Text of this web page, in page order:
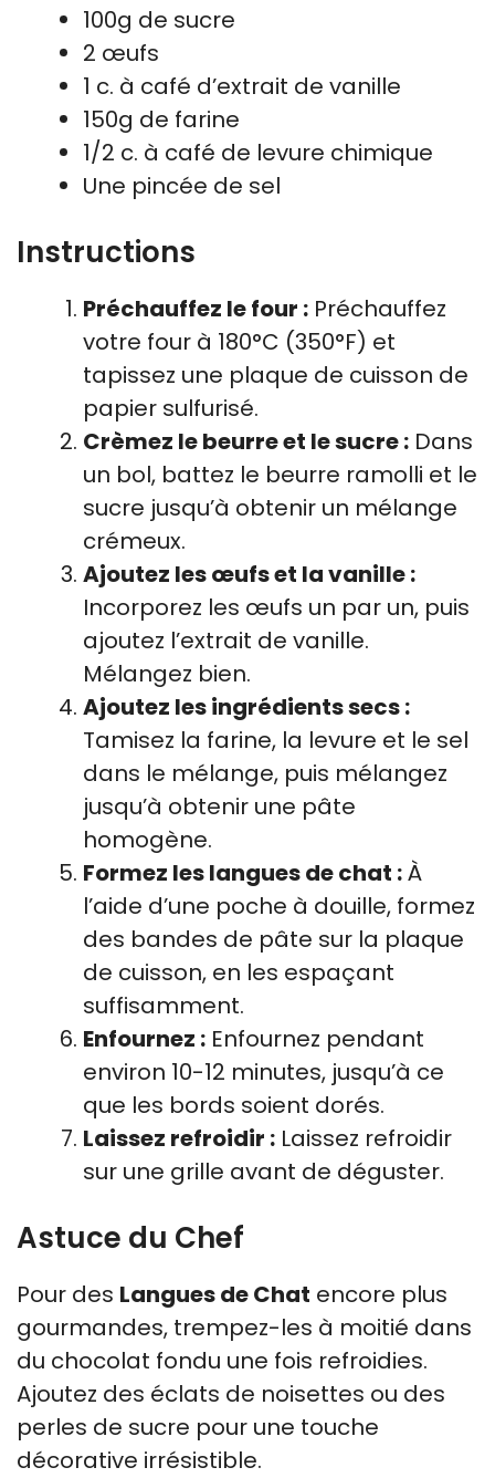
100g de sucre
2 œufs
1 c. à café d’extrait de vanille
150g de farine
1/2 c. à café de levure chimique
Une pincée de sel
Instructions
Préchauffez le four : Préchauffez
votre four à 180°C (350°F) et
tapissez une plaque de cuisson de
papier sulfurisé.
Crèmez le beurre et le sucre : Dans
un bol, battez le beurre ramolli et le
sucre jusqu’à obtenir un mélange
crémeux.
Ajoutez les œufs et la vanille :
Incorporez les œufs un par un, puis
ajoutez l’extrait de vanille.
Mélangez bien.
Ajoutez les ingrédients secs :
Tamisez la farine, la levure et le sel
dans le mélange, puis mélangez
jusqu’à obtenir une pâte
homogène.
Formez les langues de chat :À
l’aide d’une poche à douille, formez
des bandes de pâte sur la plaque
de cuisson, en les espaçant
suffisamment.
Enfournez : Enfournez pendant
environ 10-12 minutes, jusqu’à ce
que les bords soient dorés.
Laissez refroidir : Laissez refroidir
sur une grille avant de déguster.
Astuce du Chef
Pour des Langues de Chat encore plus
gourmandes, trempez-les à moitié dans
du chocolat fondu une fois refroidies.
Ajoutez des éclats de noisettes ou des
perles de sucre pour une touche
décorative irrésistible.